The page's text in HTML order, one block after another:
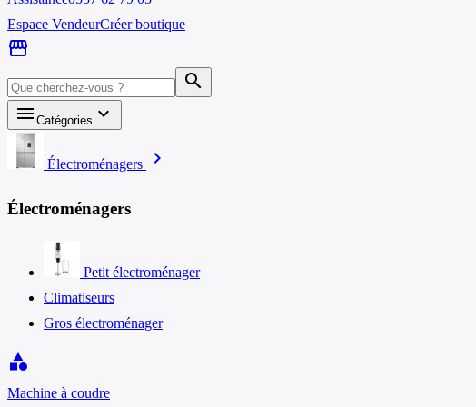
Espace VendeurCréer boutique
storefront
search
menu Catégories keyboard_arrow_down
Électroménagers chevron_right
Électroménagers
Petit électroménager
Climatiseurs
Gros électroménager
category
Machine à coudre